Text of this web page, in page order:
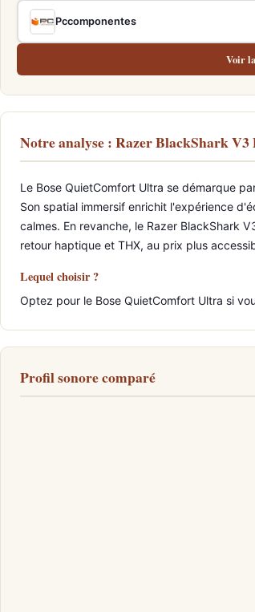
Pccomponentes
Voir
Notre analyse : Razer BlackShark
Le Bose QuietComfort Ultra se démarque
Son spatial immersif enrichit l'expérience
calmes. En revanche, le Razer BlackShark
retour haptique et THX, au prix plus
Lequel choisir ?
Optez pour le Bose QuietComfort Ultra si
Profil sonore comparé